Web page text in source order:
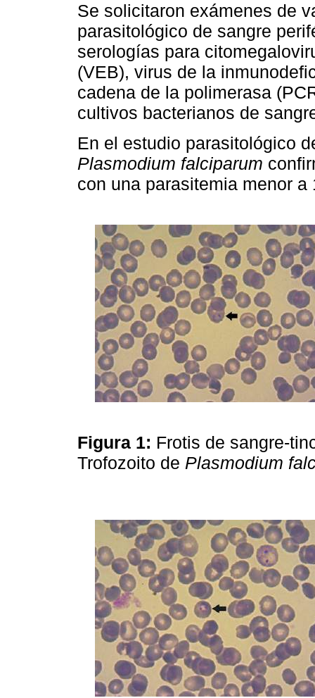
Se solicitaron exámenes de
parasitológico de sangre
serologías para
(VEB), virus de la
cadena de la polimerasa
cultivos bacterianos de
En el estudio parasitológico
Plasmodium falciparum
con una parasitemia menor a
Figura 1: Frotis de sangre-
Trofozoito de Plasmodium